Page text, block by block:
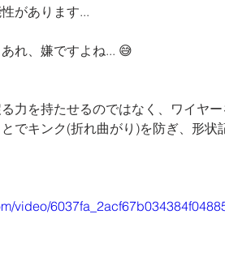
があります...
れ、嫌ですよね... 😅
力を持たせるのではなく、ワイヤ
でキンク(折れ曲がり)を防ぎ、形状
video/